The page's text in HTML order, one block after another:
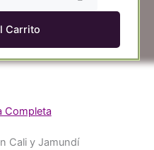
Carrito
Completa
Cali y Jamundí